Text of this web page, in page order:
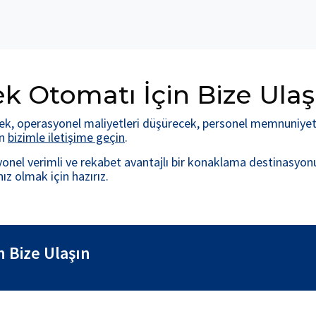
Otomatı İçin Bize
operasyonel maliyetleri düşürecek, personel
bizimle iletişime geçin.
verimli ve rekabet avantajlı bir konaklama
olmak için hazırız.
Ulaşın